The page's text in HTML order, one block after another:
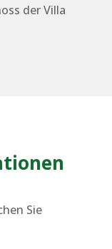
der Villa
Sie